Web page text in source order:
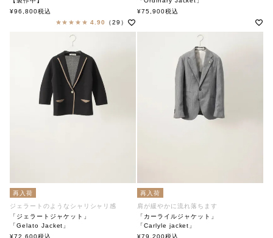
「Easel Jacket」soutiencollar（ステンカラー）
¥96,800税込
4.90
（29）
soutiencollar(ステンカラー)
¥75,900税込
再入荷
ジェラートのようなシャリシャリ感
「ジェラートジャケット」
「Gelato Jacket」
soutiencollar（ステンカラー）
¥72,600税込
再入荷
肩が緩やかに流れ落ちます
「カーライルジャケット」
「Carlyle jacket」
soutiencollar（ステンカラー）
¥79,200税込